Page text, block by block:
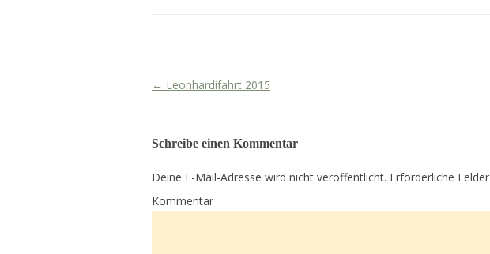
Artikel-Navigation
← Leonhardifahrt 2015
Schreibe einen Kommentar
Deine E-Mail-Adresse wird nicht veröffentlicht. Erforderliche
Kommentar